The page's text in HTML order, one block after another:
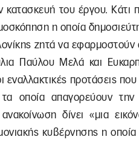
κατασκευή του έργου.
η οποία
ζητά να
Παύλου Μελά και
προτάσεις που
οποία απαγορεύουν
δίνει «μια
κυβέρνησης η